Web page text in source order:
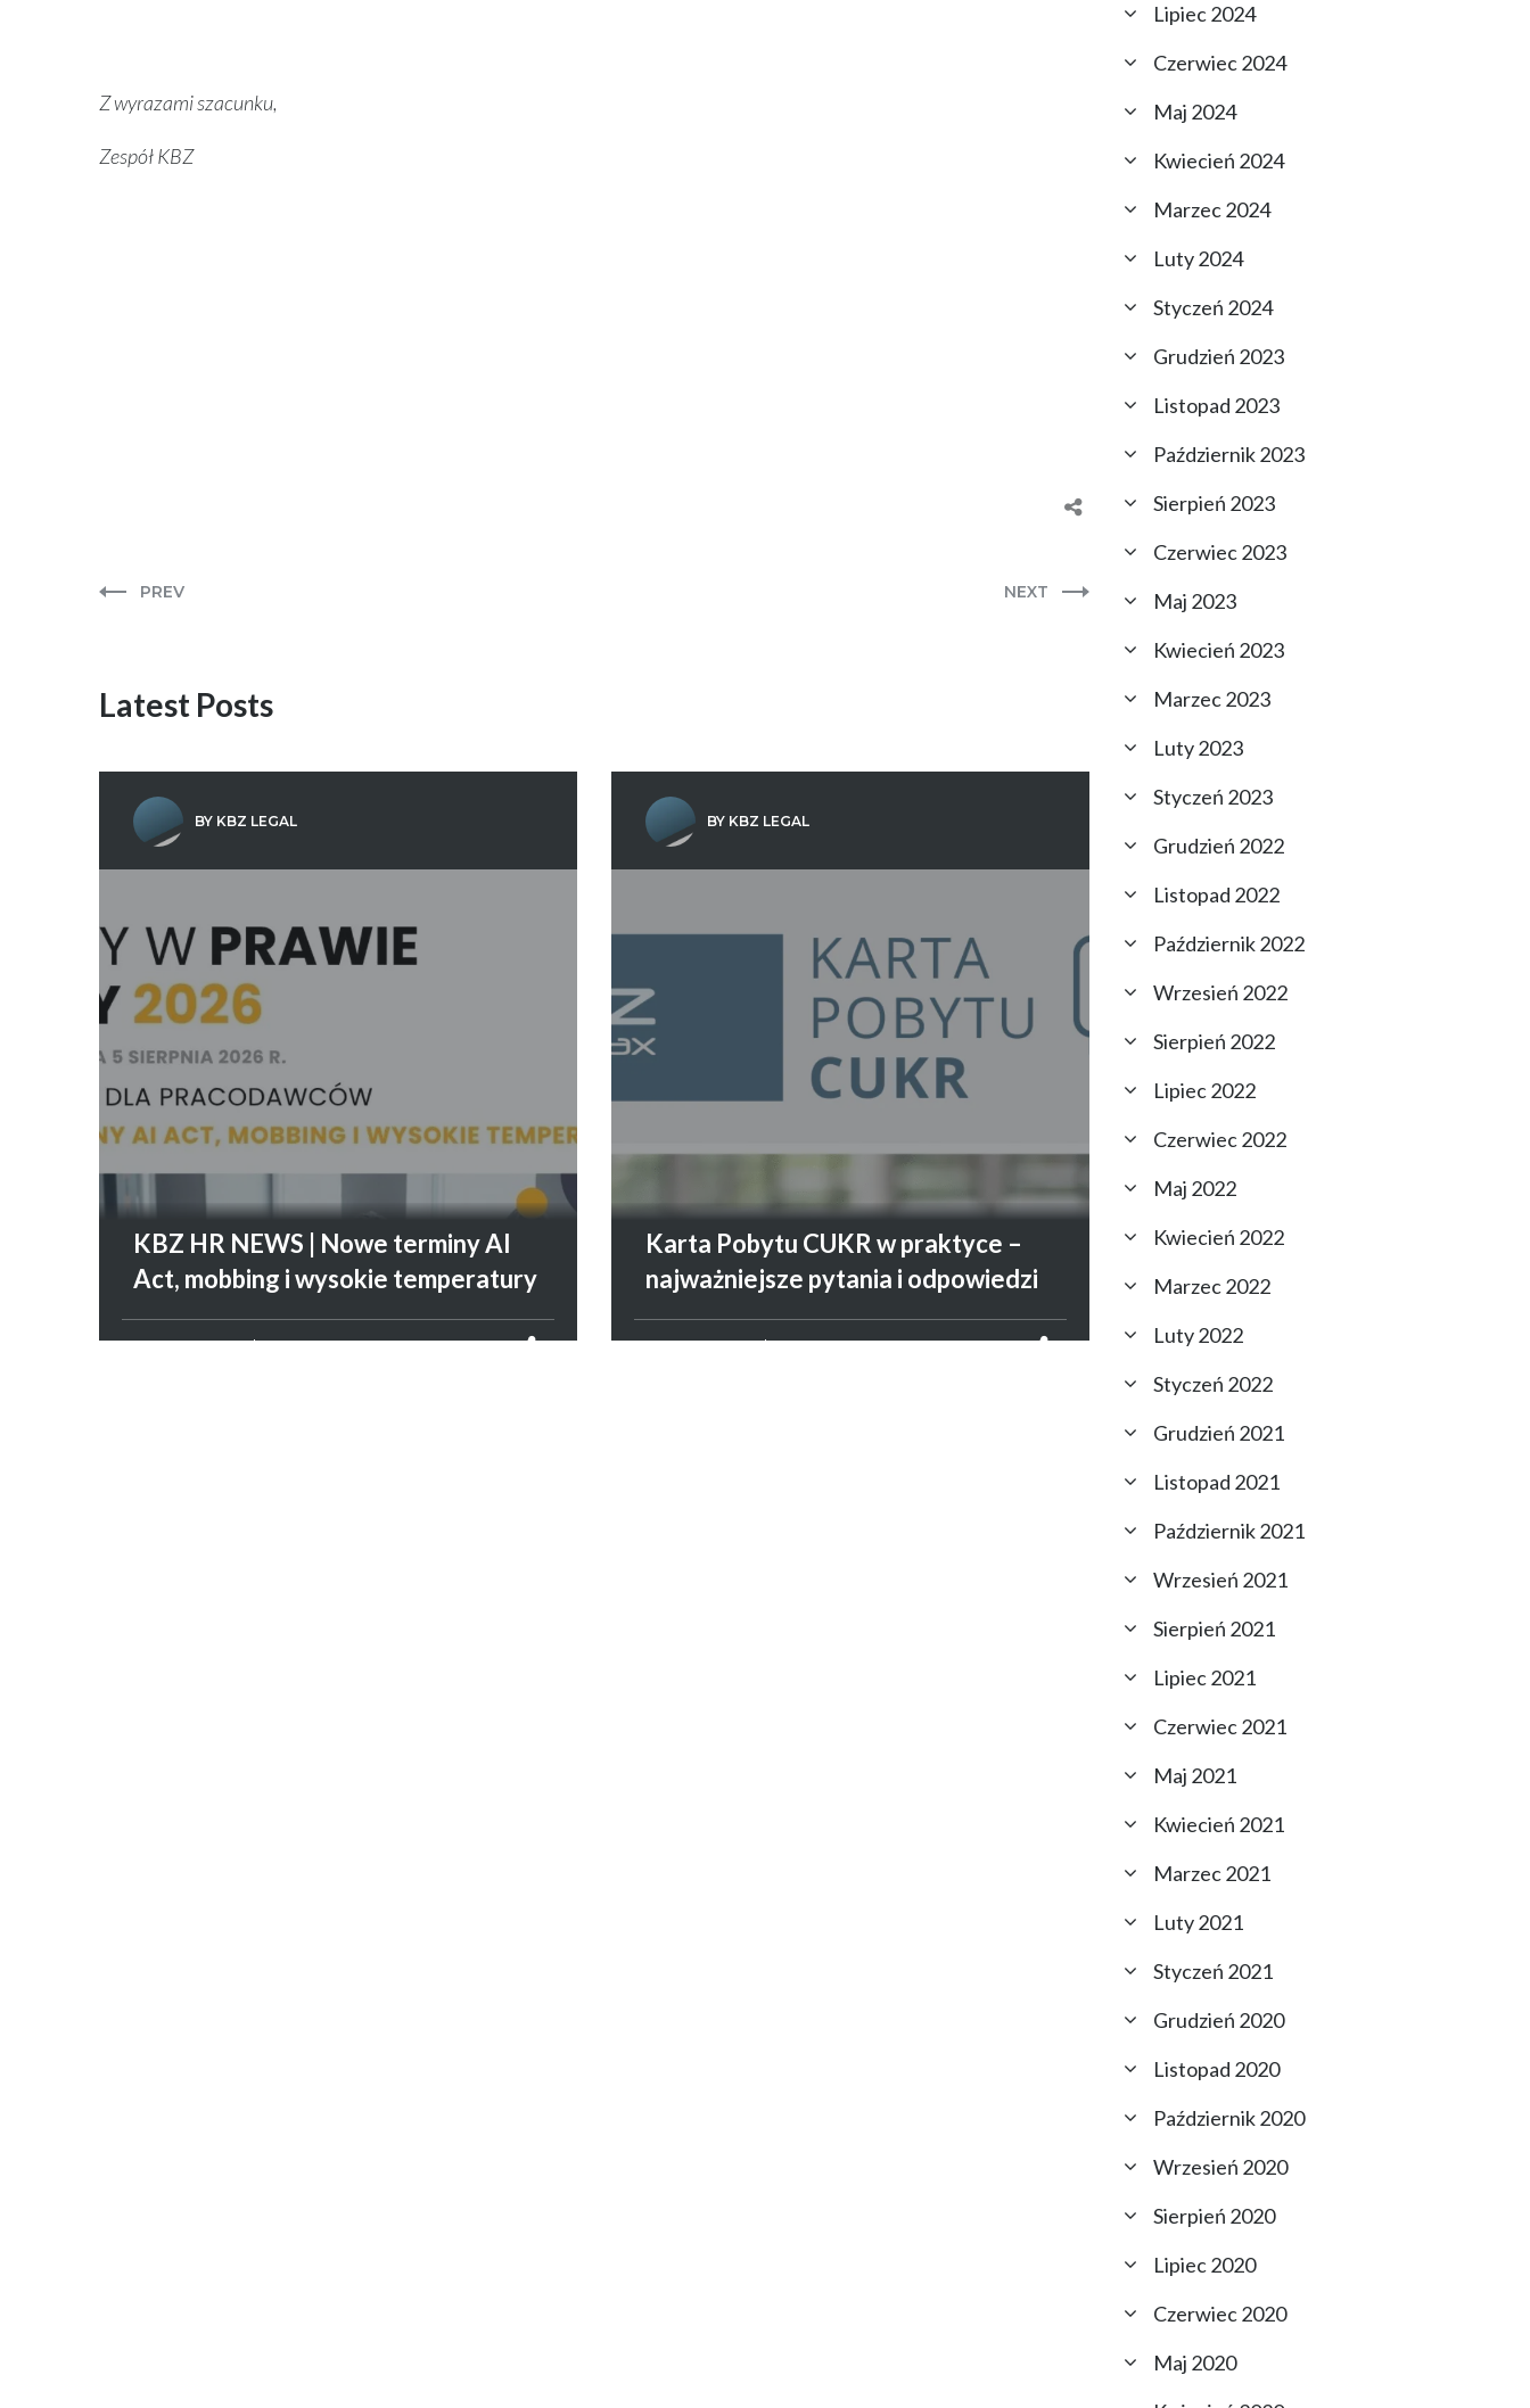
Z wyrazami szacunku,
Zespół KBZ
PREV NEXT
Latest Posts
BY KBZ LEGAL
KBZ HR NEWS | Nowe terminy AI
Act, mobbing i wysokie temperatury
BY KBZ LEGAL
Karta Pobytu CUKR w praktyce –
najważniejsze pytania i odpowiedzi
Lipiec 2024
Czerwiec 2024
Maj 2024
Kwiecień 2024
Marzec 2024
Luty 2024
Styczeń 2024
Grudzień 2023
Listopad 2023
Październik 2023
Sierpień 2023
Czerwiec 2023
Maj 2023
Kwiecień 2023
Marzec 2023
Luty 2023
Styczeń 2023
Grudzień 2022
Listopad 2022
Październik 2022
Wrzesień 2022
Sierpień 2022
Lipiec 2022
Czerwiec 2022
Maj 2022
Kwiecień 2022
Marzec 2022
Luty 2022
Styczeń 2022
Grudzień 2021
Listopad 2021
Październik 2021
Wrzesień 2021
Sierpień 2021
Lipiec 2021
Czerwiec 2021
Maj 2021
Kwiecień 2021
Marzec 2021
Luty 2021
Styczeń 2021
Grudzień 2020
Listopad 2020
Październik 2020
Wrzesień 2020
Sierpień 2020
Lipiec 2020
Czerwiec 2020
Maj 2020